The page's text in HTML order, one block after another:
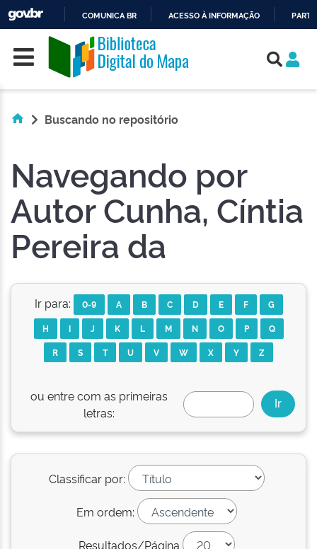
O
CONTEÚDO
COMUNICA BR ACESSO À INFORMAÇÃO
Skip navigation
Buscando no repositório
Navegando por
Autor Cunha, Cíntia
Pereira da
Ir para: 0-9 A B C D E F
G
H
I J K L M N O P
Q
R
S T U V W X Y Z
ou entre com as primeiras
letras:
Classificar por:
Em ordem:
Resultados/Página